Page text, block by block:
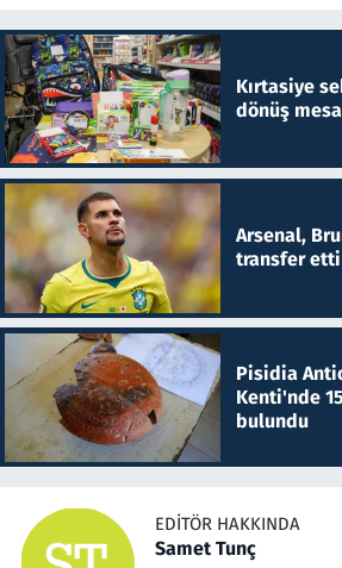
Kırtasiye
dönüş
Arsenal,
transfer etti
Pisidia
Kenti'nde
bulundu
EDITÖR HAKKINDA
Samet Tunç